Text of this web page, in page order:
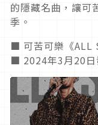
的隱藏名曲，讓可
季。
■ 可苦可樂《ALL
■ 2024年3月20日